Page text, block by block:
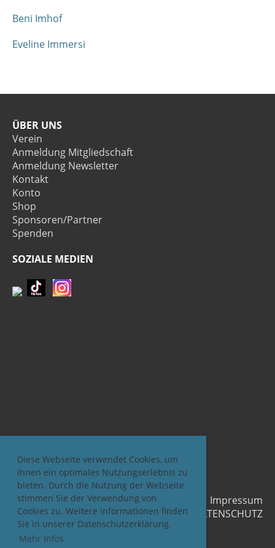
Diese Webseite verwendet Cookies, um
Ihnen ein optimales Nutzungserlebnis zu
bieten. Durch die Nutzung der Webseite
stimmen Sie der Verwendung von
Cookies zu. Weitere Informationen finden
Sie in unserer Datenschutzerklärung.
Mehr Infos
Beni Imhof
Eveline Immersi
ÜBER UNS
Verein
Anmeldung Mitgliedschaft
Anmeldung Newsletter
Kontakt
Konto
Shop
Sponsoren/Partner
Spenden
SOZIALE MEDIEN
Impressum
DATENSCHUTZ